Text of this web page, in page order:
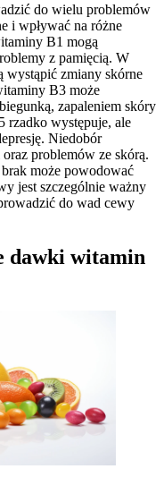
do wielu problemów
i wpływać na różne
B1 mogą
z pamięcią. W
wystąpić zmiany skórne
B3 może
zapaleniem skóry
rzadko występuje, ale
Niedobór
problemów ze skórą.
może powodować
jest szczególnie ważny
do wad cewy
dawki witamin